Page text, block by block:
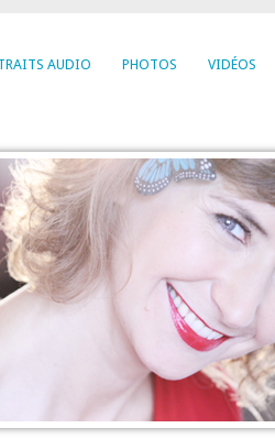
AUDIO PHOTOS VIDÉOS